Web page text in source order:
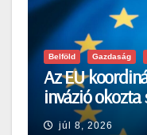
Belföld Gazdaság
Az EU
invázió okozta
júl 8, 2026